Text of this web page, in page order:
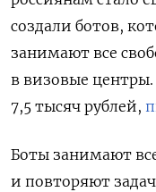
создали ботов,
занимают все
в визовые
7,5 тысяч рублей,
Боты занимают
и повторяют